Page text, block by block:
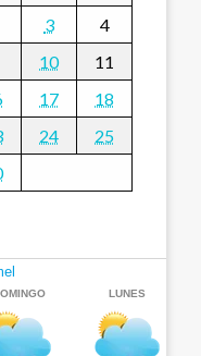
3
4
10
11
17
18
24
25